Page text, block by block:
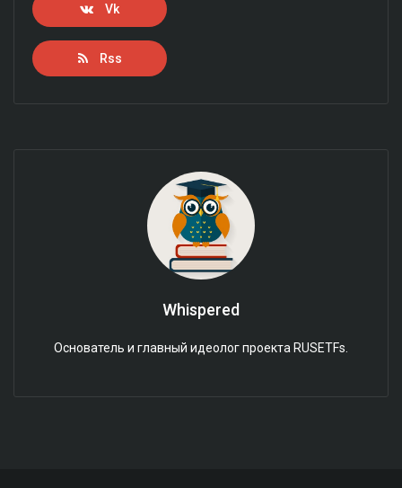
Vk
Rss
Whispered
Основатель и главный идеолог проекта RUSETFs.